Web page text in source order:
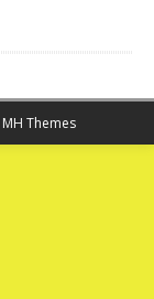
MH Themes